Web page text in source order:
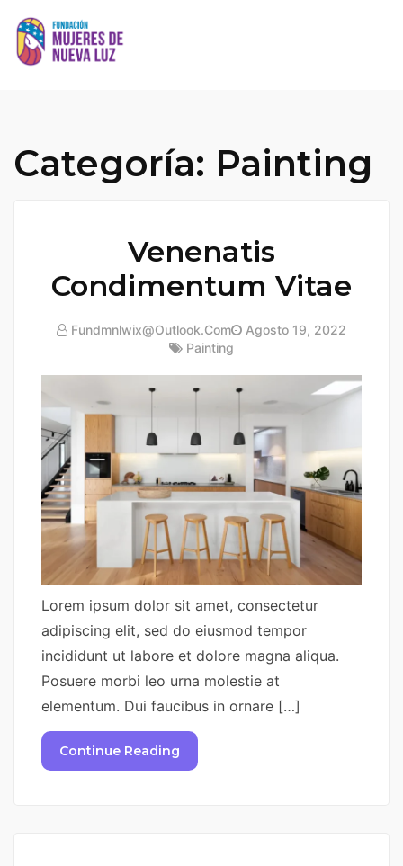
content
Categoría: Painting
Venenatis
Condimentum Vitae
Fundmnlwix@outlook.com
Agosto 19, 2022
Painting
Lorem ipsum dolor sit amet, consectetur
adipiscing elit, sed do eiusmod tempor
incididunt ut labore et dolore magna aliqua.
Posuere morbi leo urna molestie at
elementum. Dui faucibus in ornare […]
Continue Reading